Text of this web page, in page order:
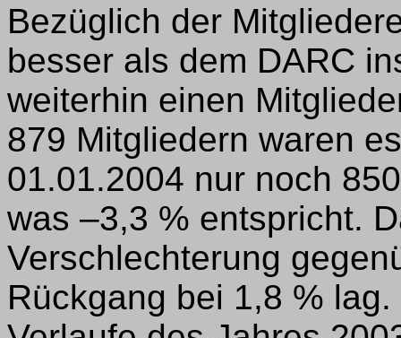
Bezüglich der
besser als dem DARC
weiterhin einen
879 Mitgliedern waren
01.01.2004 nur noch
was –3,3 % entspricht.
Verschlechterung
Rückgang bei 1,8 %